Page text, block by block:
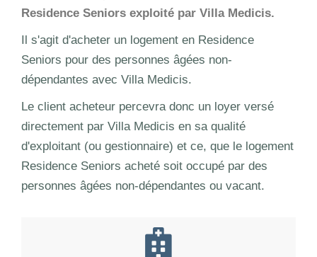
Residence Seniors exploité par Villa Medicis.
Il s'agit d'acheter un logement en Residence
Seniors pour des personnes âgées non-
dépendantes avec Villa Medicis.
Le client acheteur percevra donc un loyer versé
directement par Villa Medicis en sa qualité
d'exploitant (ou gestionnaire) et ce, que le logement
Residence Seniors acheté soit occupé par des
personnes âgées non-dépendantes ou vacant.